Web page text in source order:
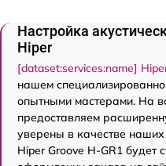
Настройка
Hiper
[dataset:services:name]
нашем
опытными мастерами. На
предоставляем
уверены в качестве наших
Hiper Groove H-GR1 будет